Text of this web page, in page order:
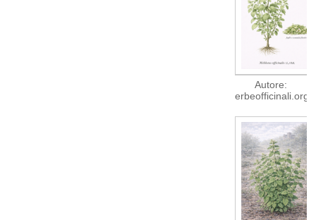
Autore:
erbeofficinali.org